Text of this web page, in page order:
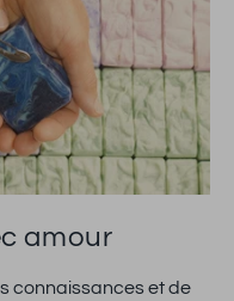
amour
connaissances et de